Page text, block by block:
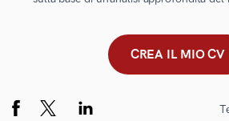
CREA IL MIO CV